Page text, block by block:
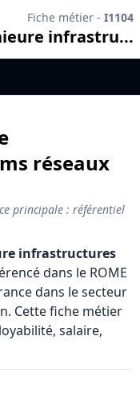
Fiche métier - I1104
infrastru...
réseaux
principale : référentiel
infrastructures
dans le ROME
dans le secteur
Cette fiche métier
salaire,